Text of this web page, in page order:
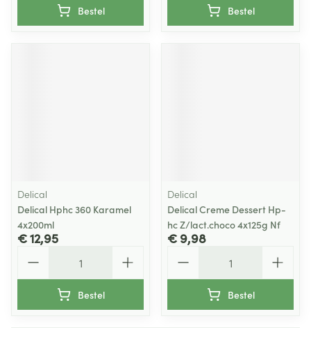
Bestel Bestel
Delical
Delical Hphc 360 Karamel
4x200ml
€ 12,95
Bestel
Delical
Delical Creme Dessert Hp-
hc Z/lact.choco 4x125g Nf
€ 9,98
Bestel